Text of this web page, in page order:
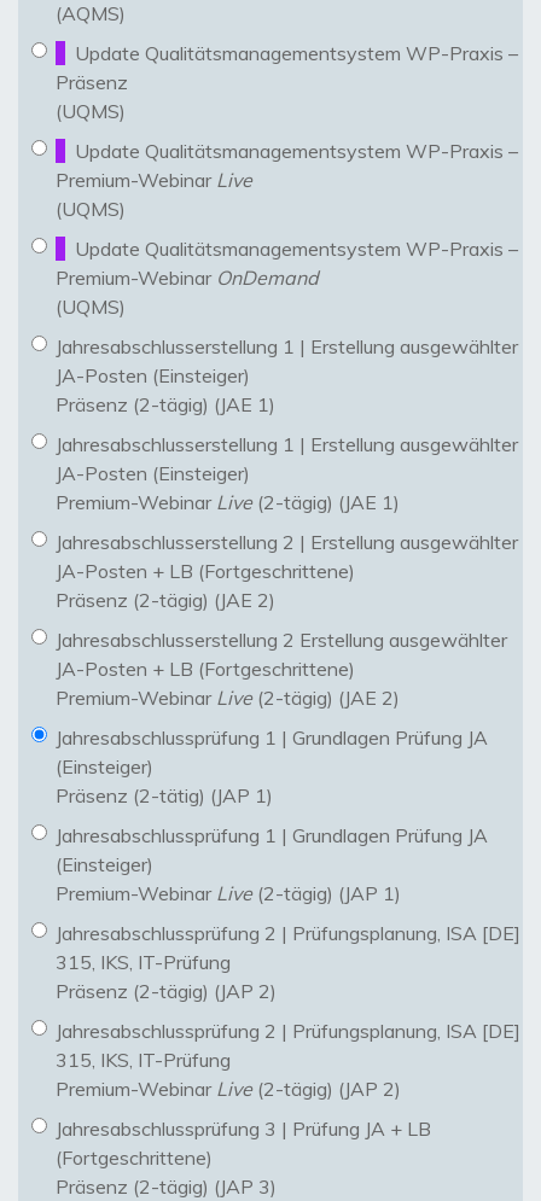
(AQMS)
Update Qualitätsmanagementsystem WP-Praxis –
Präsenz
(UQMS)
Update Qualitätsmanagementsystem WP-Praxis –
Premium-Webinar Live
(UQMS)
Update Qualitätsmanagementsystem WP-Praxis –
Premium-Webinar OnDemand
(UQMS)
Jahresabschlusserstellung 1 | Erstellung ausgewählter
JA-Posten (Einsteiger)
Präsenz (2-tägig) (JAE 1)
Jahresabschlusserstellung 1 | Erstellung ausgewählter
JA-Posten (Einsteiger)
Premium-Webinar Live (2-tägig) (JAE 1)
Jahresabschlusserstellung 2 | Erstellung ausgewählter
JA-Posten + LB (Fortgeschrittene)
Präsenz (2-tägig) (JAE 2)
Jahresabschlusserstellung 2 Erstellung ausgewählter
JA-Posten + LB (Fortgeschrittene)
Premium-Webinar Live (2-tägig) (JAE 2)
Jahresabschlussprüfung 1 | Grundlagen Prüfung JA
(Einsteiger)
Präsenz (2-tätig) (JAP 1)
Jahresabschlussprüfung 1 | Grundlagen Prüfung JA
(Einsteiger)
Premium-Webinar Live (2-tägig) (JAP 1)
Jahresabschlussprüfung 2 | Prüfungsplanung, ISA [DE]
315, IKS, IT-Prüfung
Präsenz (2-tägig) (JAP 2)
Jahresabschlussprüfung 2 | Prüfungsplanung, ISA [DE]
315, IKS, IT-Prüfung
Premium-Webinar Live (2-tägig) (JAP 2)
Jahresabschlussprüfung 3 | Prüfung JA + LB
(Fortgeschrittene)
Präsenz (2-tägig) (JAP 3)